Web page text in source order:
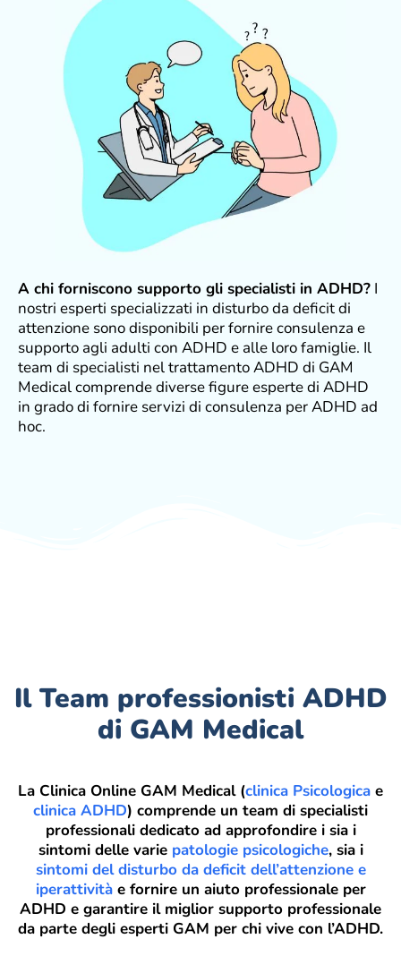
A chi forniscono supporto gli specialisti in ADHD? I
nostri esperti specializzati in disturbo da deficit di
attenzione sono disponibili per fornire consulenza e
supporto agli adulti con ADHD e alle loro famiglie. Il
team di specialisti nel trattamento ADHD di GAM
Medical comprende diverse figure esperte di ADHD
in grado di fornire servizi di consulenza per ADHD ad
hoc.
Il Team professionisti ADHD
di GAM Medical
La Clinica Online GAM Medical (clinica Psicologica e
clinica ADHD) comprende un team di specialisti
professionali dedicato ad approfondire i sia i
sintomi delle varie patologie psicologiche, sia i
sintomi del disturbo da deficit dell’attenzione e
iperattivitàe fornire un aiuto professionale per
ADHD e garantire il miglior supporto professionale
da parte degli esperti GAM per chi vive con l’ADHD.